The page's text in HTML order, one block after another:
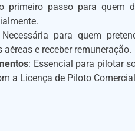
primeiro passo para quem
para quem
e receber remuneração.
: Essencial para pilotar
a Licença de Piloto